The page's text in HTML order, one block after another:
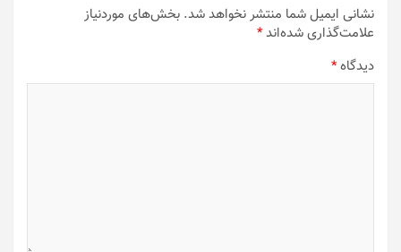
نشانی ایمیل شما منتشر نخواهد شد. بخش‌های موردنیاز
علامت‌گذاری شده‌اند*
دیدگاه*